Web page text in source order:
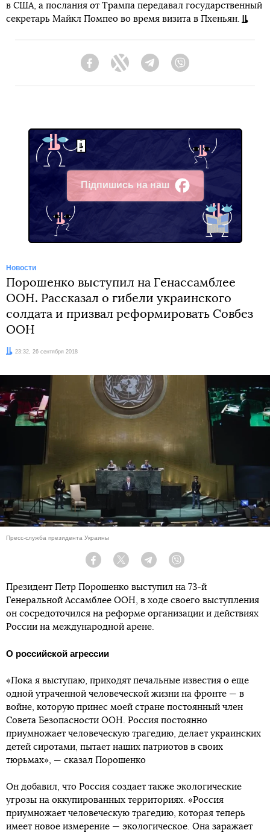
в США, а послания от Трампа передавал государственный
секретарь Майкл Помпео во время визита в Пхеньян.
FacebookTwitter Telegram
Підпишись на наш
Facebook
Новости
Порошенко выступил на Генассамблее
ООН. Рассказал о гибели украинского
солдата и призвал реформировать Совбез
ООН
Дата:23:32, 26 сентября 2018
Пресс-служба президента Украины
Facebook Twitter Telegram
Президент Петр Порошенко выступил на 73-й
Генеральной Ассамблее ООН, в ходе своего выступления
он сосредоточился на реформе организации и действиях
России на международной арене.
О российской агрессии
«Пока я выступаю, приходят печальные известия о еще
одной утраченной человеческой жизни на фронте — в
войне, которую принес моей стране постоянный член
Совета Безопасности ООН. Россия постоянно
приумножает человеческую трагедию, делает украинских
детей сиротами, пытает наших патриотов в своих
тюрьмах», — сказал Порошенко
Он добавил, что Россия создает также экологические
угрозы на оккупированных территориях. «Россия
приумножает человеческую трагедию, которая теперь
имеет новое измерение — экологическое. Она заражает